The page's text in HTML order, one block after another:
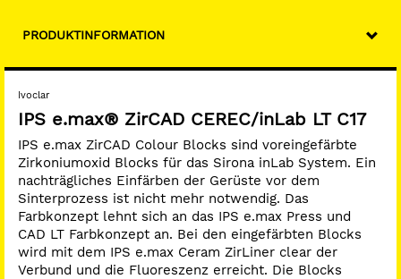
PRODUKTINFORMATION
Ivoclar
IPS e.max® ZirCAD CEREC/inLab LT C17
IPS e.max ZirCAD Colour Blocks sind voreingefärbte
Zirkoniumoxid Blocks für das Sirona inLab System. Ein
nachträgliches Einfärben der Gerüste vor dem
Sinterprozess ist nicht mehr notwendig. Das
Farbkonzept lehnt sich an das IPS e.max Press und
CAD LT Farbkonzept an. Bei den eingefärbten Blocks
wird mit dem IPS e.max Ceram ZirLiner clear der
Verbund und die Fluoreszenz erreicht. Die Blocks